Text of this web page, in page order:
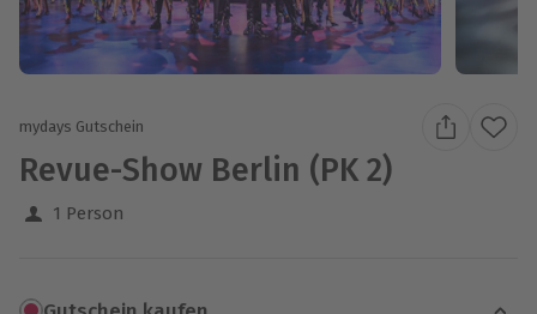
mydays Gutschein
Revue-Show Berlin (PK 2)
1 Person